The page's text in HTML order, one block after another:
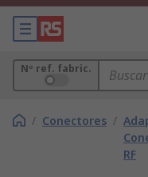
Nº ref. fabric.
/ Conectores /
RF